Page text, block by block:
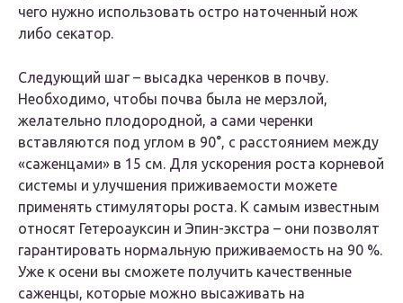
чего нужно использовать остро наточенный нож
либо секатор.
Следующий шаг – высадка черенков в почву.
Необходимо, чтобы почва была не мерзлой,
желательно плодородной, а сами черенки
вставляются под углом в 90°, с расстоянием между
«саженцами» в 15 см. Для ускорения роста корневой
системы и улучшения приживаемости можете
применять стимуляторы роста. К самым известным
относят Гетероауксин и Эпин-экстра – они позволят
гарантировать нормальную приживаемость на 90 %.
Уже к осени вы сможете получить качественные
саженцы, которые можно высаживать на